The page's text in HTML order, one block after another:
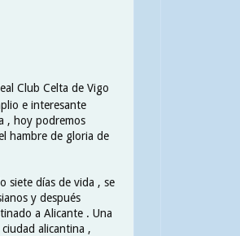
Club Celta de Vigo
e interesante
, hoy podremos
hambre de gloria de
siete días de vida , se
y después
a Alicante . Una
alicantina ,